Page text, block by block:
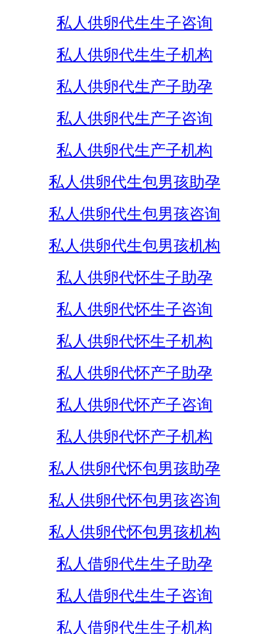
私人供卵代生生子咨询
私人供卵代生生子机构
私人供卵代生产子助孕
私人供卵代生产子咨询
私人供卵代生产子机构
私人供卵代生包男孩助孕
私人供卵代生包男孩咨询
私人供卵代生包男孩机构
私人供卵代怀生子助孕
私人供卵代怀生子咨询
私人供卵代怀生子机构
私人供卵代怀产子助孕
私人供卵代怀产子咨询
私人供卵代怀产子机构
私人供卵代怀包男孩助孕
私人供卵代怀包男孩咨询
私人供卵代怀包男孩机构
私人借卵代生生子助孕
私人借卵代生生子咨询
私人借卵代生生子机构